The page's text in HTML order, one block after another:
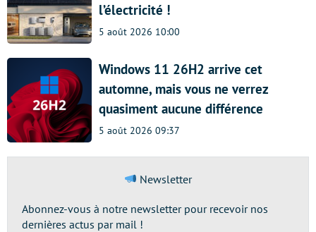
l’électricité !
5 août 2026 10:00
Windows 11 26H2 arrive cet
automne, mais vous ne verrez
quasiment aucune différence
5 août 2026 09:37
Newsletter
Abonnez-vous à notre newsletter pour recevoir nos
dernières actus par mail !